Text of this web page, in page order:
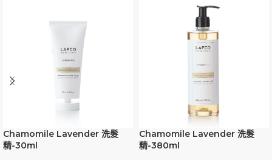
Chamomile Lavender 洗髮
精-30ml
Chamomile Lavender 洗髮
精-380ml